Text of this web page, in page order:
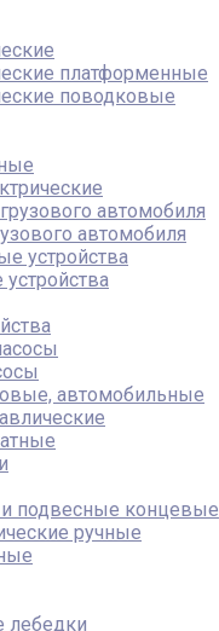
платформенные
поводковые
автомобиля
автомобильные
подвесные концевые
ручные
лебедки